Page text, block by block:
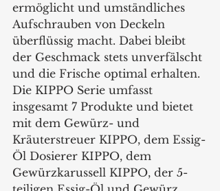
ermöglicht und umständliches
Aufschrauben von Deckeln
überflüssig macht. Dabei bleibt
der Geschmack stets unverfälscht
und die Frische optimal erhalten.
Die KIPPO Serie umfasst
insgesamt 7 Produkte und bietet
mit dem Gewürz- und
Kräuterstreuer KIPPO, dem Essig-
Öl Dosierer KIPPO, dem
Gewürzkarussell KIPPO, der 5-